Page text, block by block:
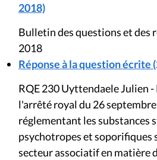
2018)
Bulletin des questions et des
2018
Réponse à la question écrite
RQE 230 Uyttendaele Julien
l'arrêté royal du 26
réglementant les substances
psychotropes et soporifiques
secteur associatif en matière